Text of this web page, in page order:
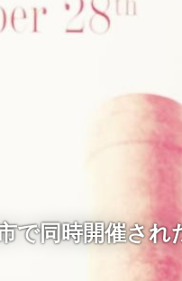
で同時開催さ